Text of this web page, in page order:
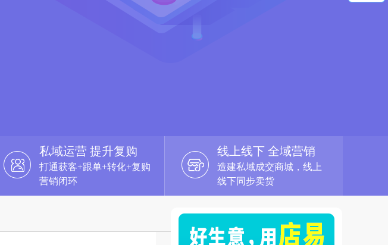
私域运营 提升复购
打通获客+跟单+转化+复购
营销闭环
线上线下 全域营销
造建私域成交商城，线上
线下同步卖货